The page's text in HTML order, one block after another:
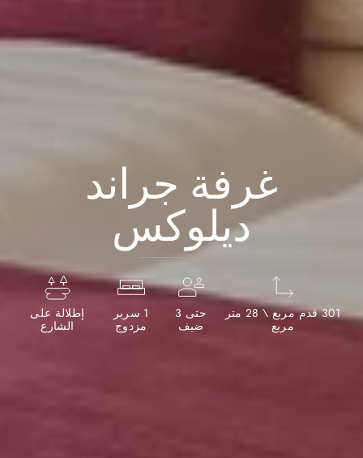
غرفة جراند
ديلوكس
301 قدم مربع \ 28 متر
مربع
حتى 3
ضيف
1 سرير
مزدوج
إطلالة على
الشارع